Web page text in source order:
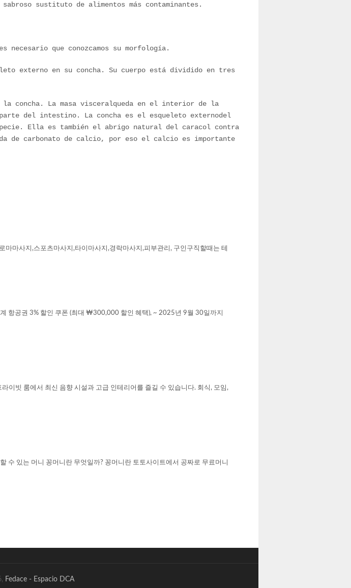
sustituto de alimentos más contaminantes.
que conozcamos su morfología.
externo en su concha. Su cuerpo está dividido en tres
la concha. La masa visceralqueda en el interior de la
del intestino. La concha es el esqueleto externodel
Ella es también el abrigo natural del caracol contra
de carbonato de calcio, por eso el calcio es importante
마사지,스포츠마사지,타이마사지,경락마사지,피부관리, 구인구직할때는 테
항공권 3% 할인 쿠폰 (최대 ₩300,000 할인 혜택), ~ 2025년 9월 30일까지
이빗 룸에서 최신 음향 시설과 고급 인테리어를 즐길 수 있습니다. 회식, 모임,
수 있는 머니 꽁머니란 무엇일까? 꽁머니란 토토사이트에서 공짜로 무료머니
Fedace - Espacio DCA